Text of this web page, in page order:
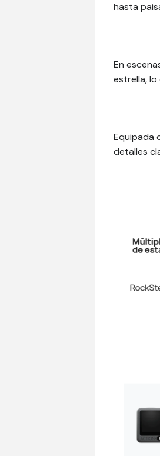
hasta
En
estrella,
Equipada
detalles